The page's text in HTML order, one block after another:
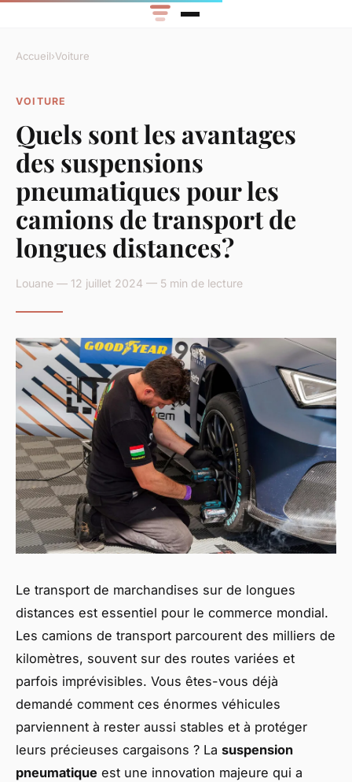
Accueil›Voiture
VOITURE
Quels sont les avantages
des suspensions
pneumatiques pour les
camions de transport de
longues distances?
Louane — 12 juillet 2024 — 5 min de lecture
Le transport de marchandises sur de longues
distances est essentiel pour le commerce mondial.
Les camions de transport parcourent des milliers de
kilomètres, souvent sur des routes variées et
parfois imprévisibles. Vous êtes-vous déjà
demandé comment ces énormes véhicules
parviennent à rester aussi stables et à protéger
leurs précieuses cargaisons ? La suspension
pneumatique est une innovation majeure qui a